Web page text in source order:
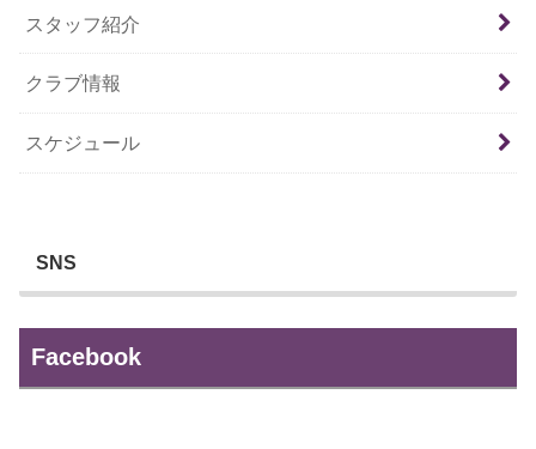
スタッフ紹介
クラブ情報
スケジュール
SNS
Facebook